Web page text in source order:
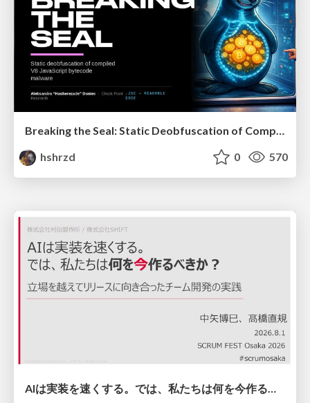
Breaking the Seal: Static Deobfuscation of Compiled V8 JavaScript Bytecode Malware
hshrzd
0 570